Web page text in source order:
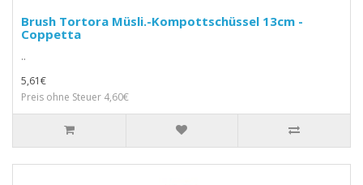
Brush Tortora Müsli.-Kompottschüssel 13cm -
Coppetta
..
5,61€
Preis ohne Steuer 4,60€